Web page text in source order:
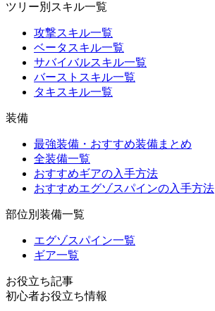
ツリー別スキル一覧
攻撃スキル一覧
ベータスキル一覧
サバイバルスキル一覧
バーストスキル一覧
タキスキル一覧
装備
最強装備・おすすめ装備まとめ
全装備一覧
おすすめギアの入手方法
おすすめエグゾスパインの入手方法
部位別装備一覧
エグゾスパイン一覧
ギア一覧
お役立ち記事
初心者お役立ち情報